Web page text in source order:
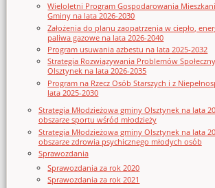
Wieloletni Program Gospodarowania
Gminy na lata 2026-2030
Założenia do planu zaopatrzenia w ciepło,
paliwa gazowe na lata 2026-2040
Program usuwania azbestu na lata 2025-2032
Strategia Rozwiązywania Problemów
Olsztynek na lata 2026-2035
Program na Rzecz Osób Starszych i z
lata 2025-2030
Strategia Młodzieżowa gminy Olsztynek na lata
obszarze sportu wśród młodzieży
Strategia Młodzieżowa gminy Olsztynek na lata
obszarze zdrowia psychicznego młodych osób
Sprawozdania
Sprawozdania za rok 2020
Sprawozdania za rok 2021